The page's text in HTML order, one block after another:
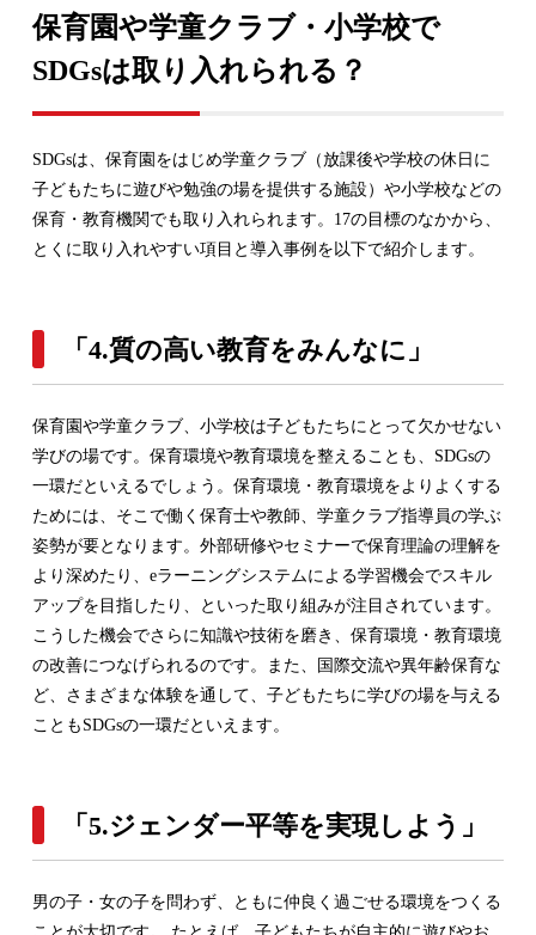
保育園や学童クラブ・小学校で
SDGsは取り入れられる？
SDGsは、保育園をはじめ学童クラブ（放課後や学校の休日に
子どもたちに遊びや勉強の場を提供する施設）や小学校などの
保育・教育機関でも取り入れられます。17の目標のなかから、
とくに取り入れやすい項目と導入事例を以下で紹介します。
「4.質の高い教育をみんなに」
保育園や学童クラブ、小学校は子どもたちにとって欠かせない
学びの場です。保育環境や教育環境を整えることも、SDGsの
一環だといえるでしょう。保育環境・教育環境をよりよくする
ためには、そこで働く保育士や教師、学童クラブ指導員の学ぶ
姿勢が要となります。外部研修やセミナーで保育理論の理解を
より深めたり、eラーニングシステムによる学習機会でスキル
アップを目指したり、といった取り組みが注目されています。
こうした機会でさらに知識や技術を磨き、保育環境・教育環境
の改善につなげられるのです。また、国際交流や異年齢保育な
ど、さまざまな体験を通して、子どもたちに学びの場を与える
こともSDGsの一環だといえます。
「5.ジェンダー平等を実現しよう」
男の子・女の子を問わず、ともに仲良く過ごせる環境をつくる